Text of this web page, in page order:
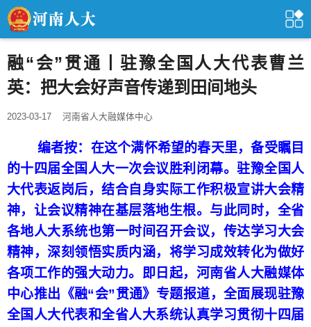
融“会”贯通丨驻豫全国人大代表曹兰
英：把大会好声音传递到田间地头
2023-03-17 河南省人大融媒体中心
编者按：在这个满怀希望的春天里，备受瞩目
的十四届全国人大一次会议胜利闭幕。驻豫全国人
大代表返岗后，结合自身实际工作积极宣讲大会精
神，让会议精神在基层落地生根。与此同时，全省
各地人大系统也第一时间召开会议，传达学习大会
精神，深刻领悟实质内涵，将学习成效转化为做好
各项工作的强大动力。即日起，河南省人大融媒体
中心推出《融“会”贯通》专题报道，全面展现驻豫
全国人大代表和全省人大系统认真学习贯彻十四届